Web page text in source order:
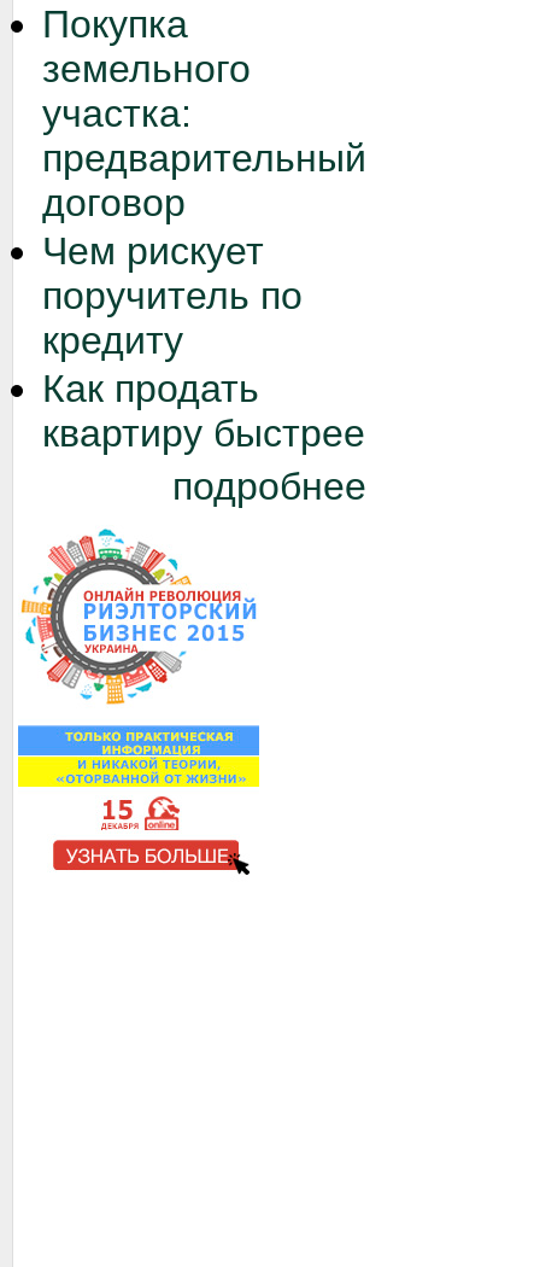
Покупка
земельного
участка:
предварительный
договор
Чем рискует
поручитель по
кредиту
Как продать
квартиру быстрее
подробнее